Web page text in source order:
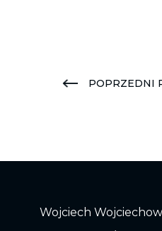
POPRZEDNI
Wojciech